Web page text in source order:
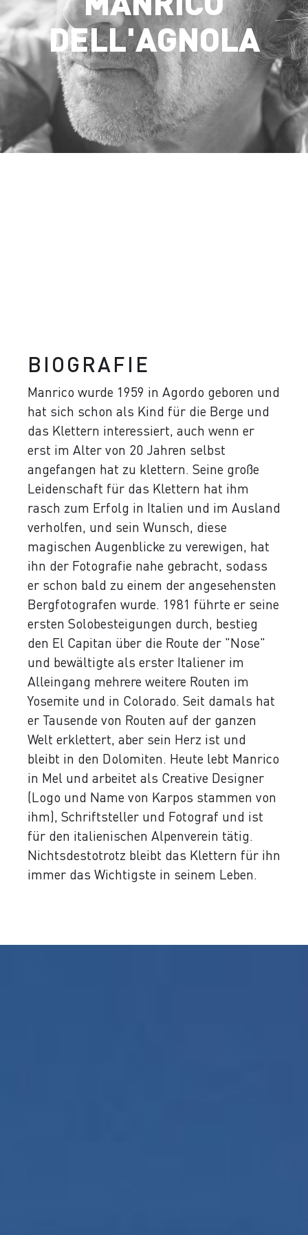
DELL'AGNOLA
BIOGRAFIE
Manrico wurde 1959 in Agordo geboren und
hat sich schon als Kind für die Berge und
das Klettern interessiert, auch wenn er
erst im Alter von 20 Jahren selbst
angefangen hat zu klettern. Seine große
Leidenschaft für das Klettern hat ihm
rasch zum Erfolg in Italien und im Ausland
verholfen, und sein Wunsch, diese
magischen Augenblicke zu verewigen, hat
ihn der Fotografie nahe gebracht, sodass
er schon bald zu einem der angesehensten
Bergfotografen wurde. 1981 führte er seine
ersten Solobesteigungen durch, bestieg
den El Capitan über die Route der "Nose"
und bewältigte als erster Italiener im
Alleingang mehrere weitere Routen im
Yosemite und in Colorado. Seit damals hat
er Tausende von Routen auf der ganzen
Welt erklettert, aber sein Herz ist und
bleibt in den Dolomiten. Heute lebt Manrico
in Mel und arbeitet als Creative Designer
(Logo und Name von Karpos stammen von
ihm), Schriftsteller und Fotograf und ist
für den italienischen Alpenverein tätig.
Nichtsdestotrotz bleibt das Klettern für ihn
immer das Wichtigste in seinem Leben.